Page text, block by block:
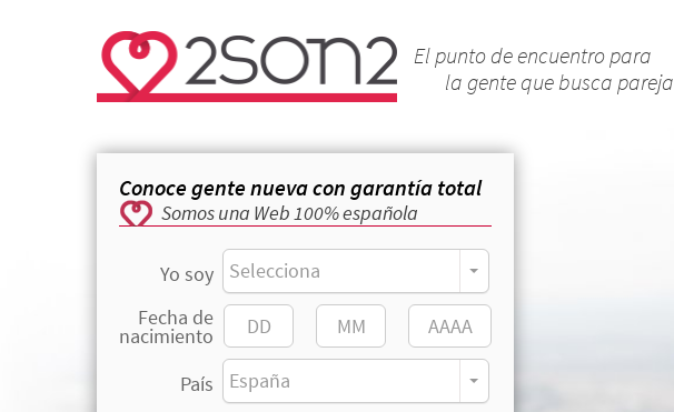
El punto de encuentro para
la gente que busca pareja
Conoce gente nueva con garantía total
Somos una Web 100% española
Yo soy
Selecciona
Fecha de
nacimiento
País
España